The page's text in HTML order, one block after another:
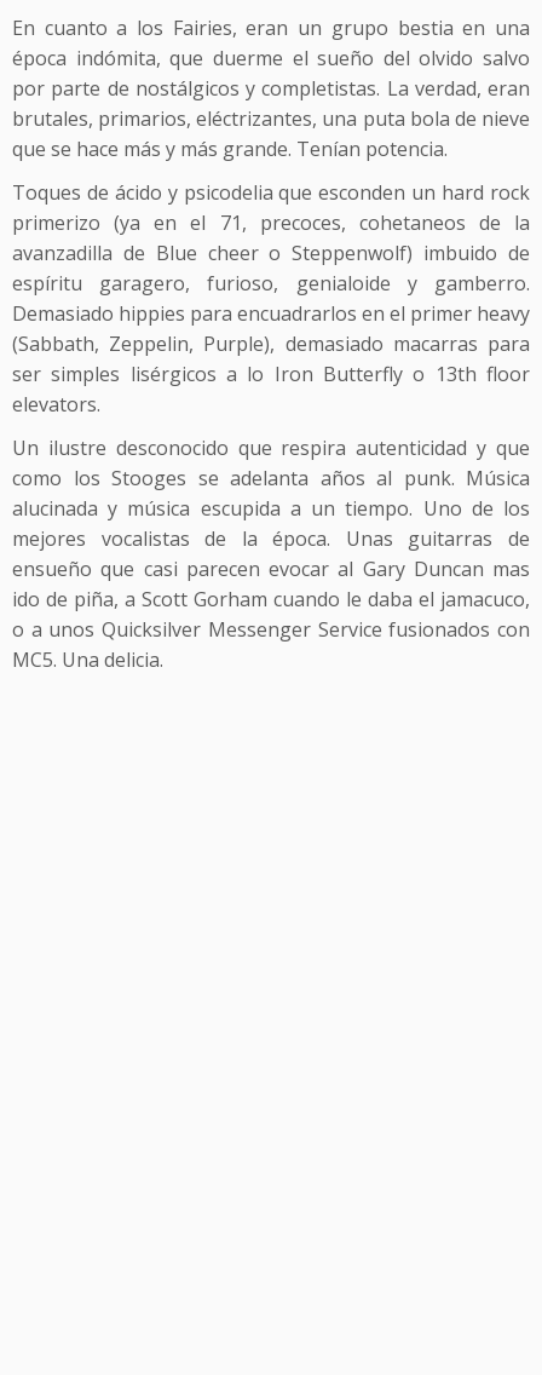
En cuanto a los Fairies, eran un grupo bestia en una
época indómita, que duerme el sueño del olvido salvo
por parte de nostálgicos y completistas. La verdad, eran
brutales, primarios, eléctrizantes, una puta bola de nieve
que se hace más y más grande. Tenían potencia.
Toques de ácido y psicodelia que esconden un hard rock
primerizo (ya en el 71, precoces, cohetaneos de la
avanzadilla de Blue cheer o Steppenwolf) imbuido de
espíritu garagero, furioso, genialoide y gamberro.
Demasiado hippies para encuadrarlos en el primer heavy
(Sabbath, Zeppelin, Purple), demasiado macarras para
ser simples lisérgicos a lo Iron Butterfly o 13th floor
elevators.
Un ilustre desconocido que respira autenticidad y que
como los Stooges se adelanta años al punk. Música
alucinada y música escupida a un tiempo. Uno de los
mejores vocalistas de la época. Unas guitarras de
ensueño que casi parecen evocar al Gary Duncan mas
ido de piña, a Scott Gorham cuando le daba el jamacuco,
o a unos Quicksilver Messenger Service fusionados con
MC5. Una delicia.